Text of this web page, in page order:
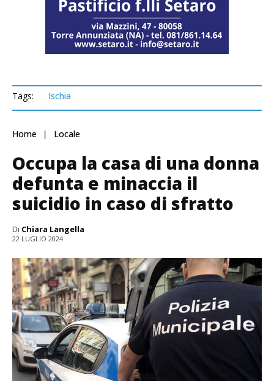
Tags: Ischia
Home Locale
Occupa la casa di una donna
defunta e minaccia il
suicidio in caso di sfratto
Di Chiara Langella
22 LUGLIO 2024